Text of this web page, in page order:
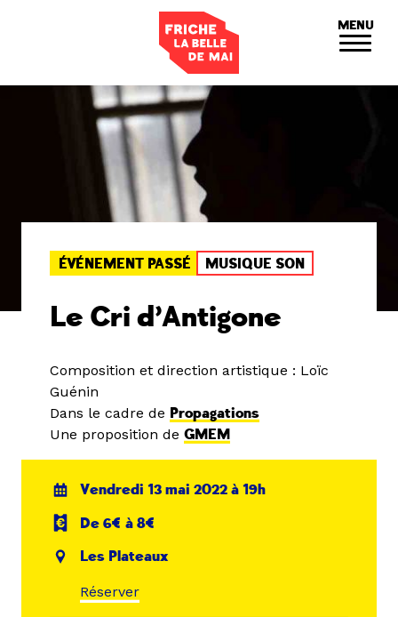
MENU
ÉVÉNEMENT PASSÉ MUSIQUE SON
Le Cri d’Antigone
Composition et direction artistique : Loïc
Guénin
Dans le cadre de Propagations
Une proposition de GMEM
Vendredi 13 mai 2022 à 19h
De 6€ à 8€
Les Plateaux
Réserver
Panneau de gestion des cookies